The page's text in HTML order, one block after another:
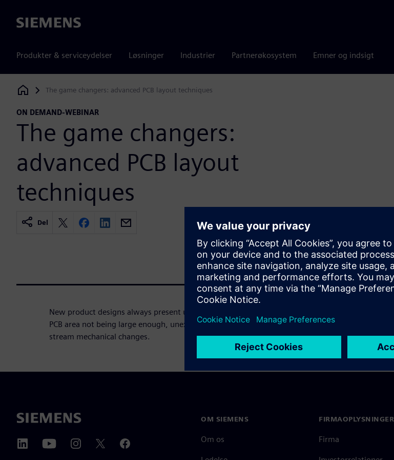
Siemens
Produkter & serviceydelser Løsninger Industrier Partnerøkosystem Emner og indsigt
Siemens Digital Industries Software
The game changers: advanced PCB layout techniques
ON DEMAND-WEBINAR
The game changers:
advanced PCB layout
techniques
Del
New product designs always present unforeseen challenges, whether it's the
PCB area not being large enough, unexpected component changes, or mid-
stream mechanical changes.
OM SIEMENS
Om os
FIRMAOPLYSNINGER
Firma